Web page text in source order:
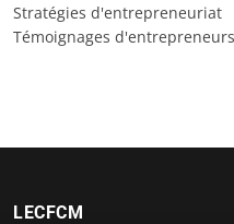
Stratégies d'entrepreneuriat
Témoignages d'entrepreneurs
LECFCM